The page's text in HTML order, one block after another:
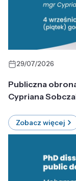
29/07/2026
Publiczna
Cypriana
Zobacz więcej